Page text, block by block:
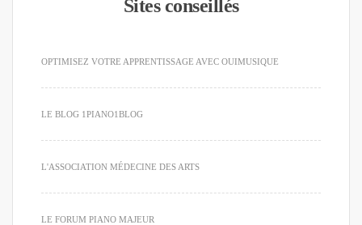
Sites conseillés
OPTIMISEZ VOTRE APPRENTISSAGE AVEC OUIMUSIQUE
LE BLOG 1PIANO1BLOG
L'ASSOCIATION MÉDECINE DES ARTS
LE FORUM PIANO MAJEUR